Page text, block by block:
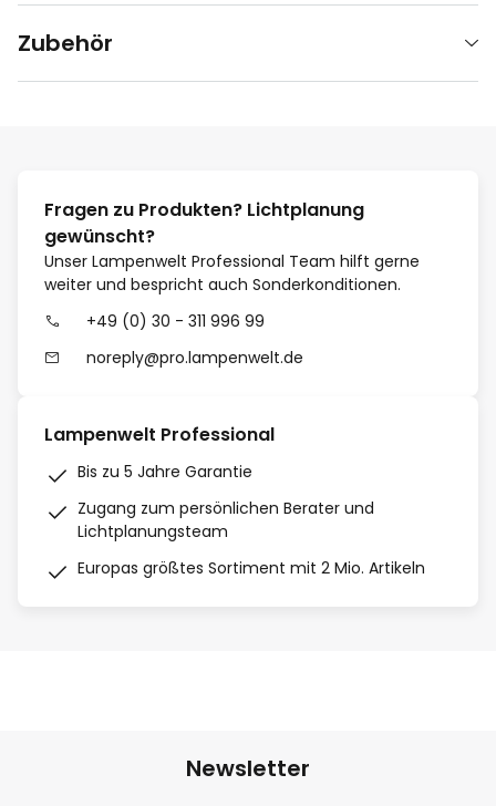
Zubehör
Fragen zu Produkten? Lichtplanung
gewünscht?
Unser Lampenwelt Professional Team hilft gerne
weiter und bespricht auch Sonderkonditionen.
+49 (0) 30 - 311 996 99
noreply@pro.lampenwelt.de
Lampenwelt Professional
Bis zu 5 Jahre Garantie
Zugang zum persönlichen Berater und
Lichtplanungsteam
Europas größtes Sortiment mit 2 Mio. Artikeln
Newsletter